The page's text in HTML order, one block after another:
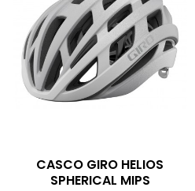
CASCO GIRO HELIOS
SPHERICAL MIPS